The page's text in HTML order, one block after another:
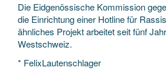
Die Eidgenössische Kommission
die Einrichtung einer Hotline für
ähnliches Projekt arbeitet seit fünf
Westschweiz.
* FelixLautenschlager